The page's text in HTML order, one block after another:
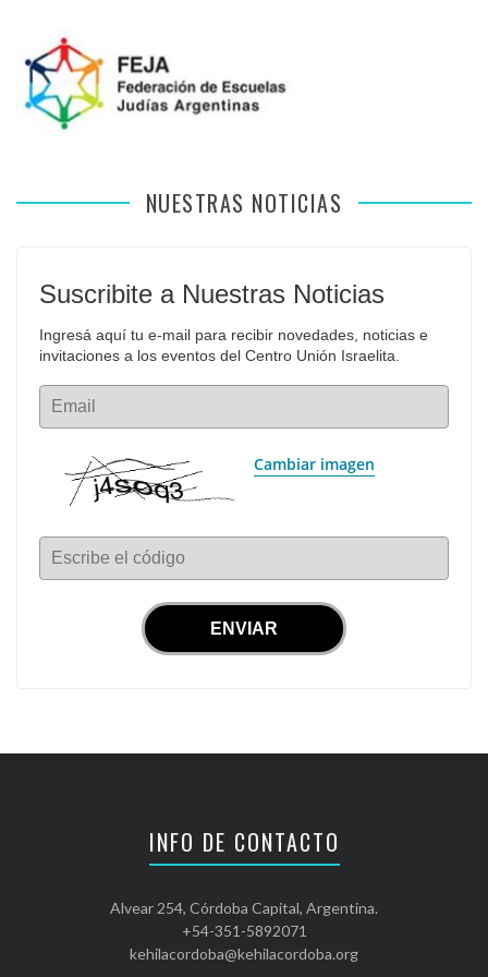
NUESTRAS NOTICIAS
Suscribite a Nuestras Noticias
Ingresá aquí tu e-mail para recibir novedades, noticias e
invitaciones a los eventos del Centro Unión Israelita.
Email
Cambiar imagen
Escribe el código
INFO DE CONTACTO
Alvear 254, Córdoba Capital, Argentina.
+54-351-5892071
kehilacordoba@kehilacordoba.org